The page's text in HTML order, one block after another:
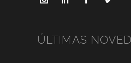
ÚLTIMAS